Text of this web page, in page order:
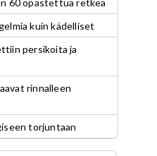
60 opastettua retkeä
kuin kädelliset
persikoita ja
rinnalleen
torjuntaan